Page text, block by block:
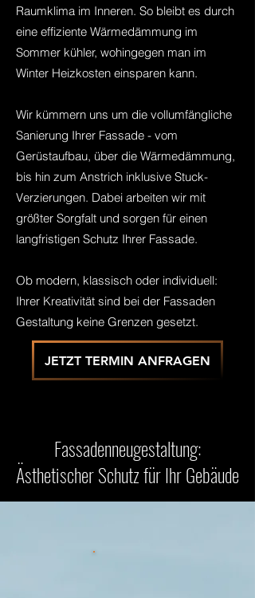
Raumklima im Inneren. So bleibt es durch
eine effiziente Wärmedämmung im
Sommer kühler, wohingegen man im
Winter Heizkosten einsparen kann.
Wir kümmern uns um die vollumfängliche
Sanierung Ihrer Fassade - vom
Gerüstaufbau, über die Wärmedämmung,
bis hin zum Anstrich inklusive Stuck-
Verzierungen. Dabei arbeiten wir mit
größter Sorgfalt und sorgen für einen
langfristigen Schutz Ihrer Fassade.
Ob modern, klassisch oder individuell:
Ihrer Kreativität sind bei der Fassaden
Gestaltung keine Grenzen gesetzt.
JETZT TERMIN ANFRAGEN
Fassadenneugestaltung:
Ästhetischer Schutz für Ihr Gebäude